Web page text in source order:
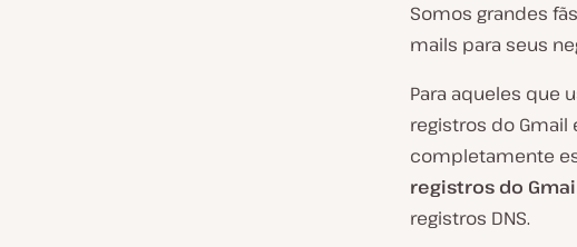
Somos grandes
mails para seus
Para aqueles que
registros do
completamente
registros do
registros DNS.